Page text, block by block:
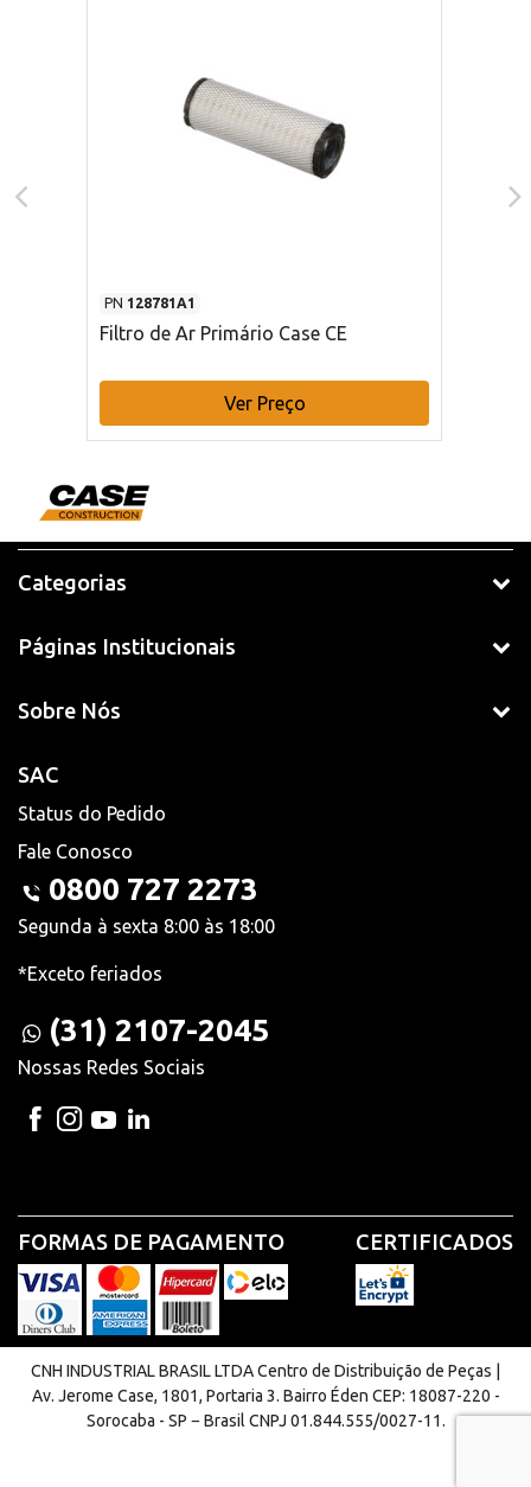
PN 128781A1
Filtro de Ar Primário Case CE
Ver Preço
Categorias
Páginas Institucionais
Sobre Nós
SAC
Status do Pedido
Fale Conosco
0800 727 2273
Segunda à sexta 8:00 às 18:00
*Exceto feriados
(31) 2107-2045
Nossas Redes Sociais
FORMAS DE PAGAMENTO CERTIFICADOS
CNH INDUSTRIAL BRASIL LTDA Centro de Distribuição de Peças |
Av. Jerome Case, 1801, Portaria 3. Bairro Éden CEP: 18087-220 -
Sorocaba - SP − Brasil CNPJ 01.844.555/0027-11.